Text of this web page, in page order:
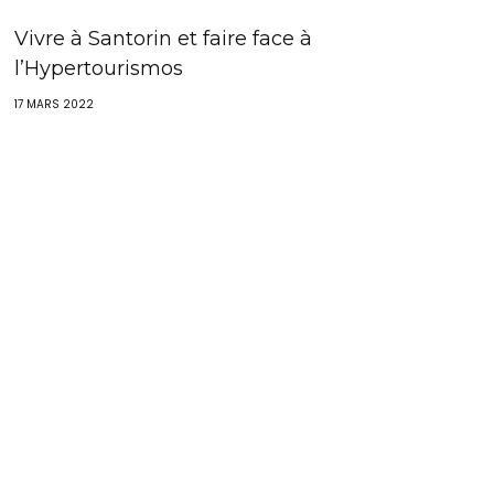
Vivre à Santorin et faire face à
l’Hypertourismos
17 MARS 2022